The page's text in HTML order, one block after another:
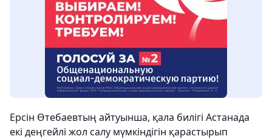
Ерсін Өтебаевтың айтуынша, қала билігі Астанада
екі деңгейлі жол салу мүмкіндігін қарастырып